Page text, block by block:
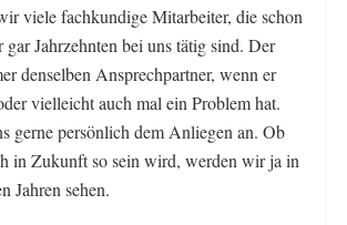
viele fachkundige Mitarbeiter, die schon
gar Jahrzehnten bei uns tätig sind. Der
denselben Ansprechpartner, wenn er
vielleicht auch mal ein Problem hat.
gerne persönlich dem Anliegen an. Ob
in Zukunft so sein wird, werden wir ja in
Jahren sehen.